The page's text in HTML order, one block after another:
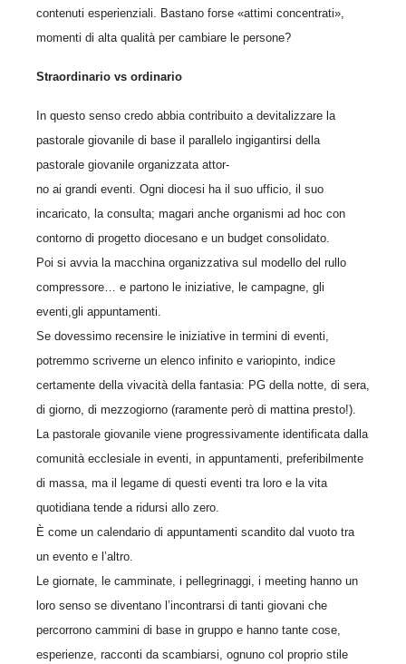
contenuti esperienziali. Bastano forse «attimi concentrati»,
momenti di alta qualità per cambiare le persone?
Straordinario vs ordinario
In questo senso credo abbia contribuito a devitalizzare la
pastorale giovanile di base il parallelo ingigantirsi della
pastorale giovanile organizzata attor-
no ai grandi eventi. Ogni diocesi ha il suo ufficio, il suo
incaricato, la consulta; magari anche organismi ad hoc con
contorno di progetto diocesano e un budget consolidato.
Poi si avvia la macchina organizzativa sul modello del rullo
compressore… e partono le iniziative, le campagne, gli
eventi,gli appuntamenti.
Se dovessimo recensire le iniziative in termini di eventi,
potremmo scriverne un elenco infinito e variopinto, indice
certamente della vivacità della fantasia: PG della notte, di sera,
di giorno, di mezzogiorno (raramente però di mattina presto!).
La pastorale giovanile viene progressivamente identificata dalla
comunità ecclesiale in eventi, in appuntamenti, preferibilmente
di massa, ma il legame di questi eventi tra loro e la vita
quotidiana tende a ridursi allo zero.
È come un calendario di appuntamenti scandito dal vuoto tra
un evento e l’altro.
Le giornate, le camminate, i pellegrinaggi, i meeting hanno un
loro senso se diventano l’incontrarsi di tanti giovani che
percorrono cammini di base in gruppo e hanno tante cose,
esperienze, racconti da scambiarsi, ognuno col proprio stile